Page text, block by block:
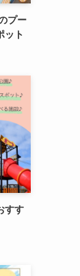
プー
ット
すす